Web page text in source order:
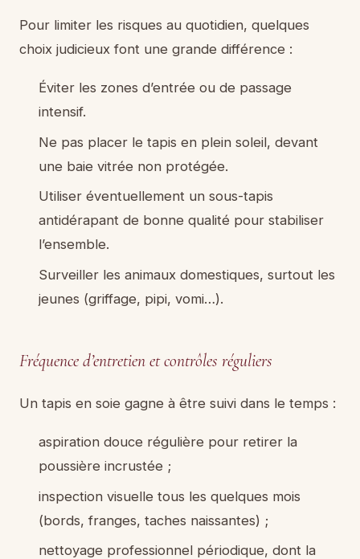
Pour limiter les risques au quotidien, quelques
choix judicieux font une grande différence :
Éviter les zones d’entrée ou de passage
intensif.
Ne pas placer le tapis en plein soleil, devant
une baie vitrée non protégée.
Utiliser éventuellement un sous-tapis
antidérapant de bonne qualité pour stabiliser
l’ensemble.
Surveiller les animaux domestiques, surtout les
jeunes (griffage, pipi, vomi…).
Fréquence d’entretien et contrôles réguliers
Un tapis en soie gagne à être suivi dans le temps :
aspiration douce régulière pour retirer la
poussière incrustée ;
inspection visuelle tous les quelques mois
(bords, franges, taches naissantes) ;
nettoyage professionnel périodique, dont la